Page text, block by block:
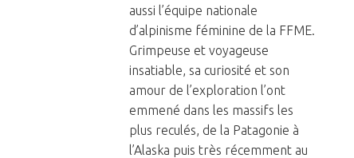
aussi l’équipe nationale
d’alpinisme féminine de la FFME.
Grimpeuse et voyageuse
insatiable, sa curiosité et son
amour de l’exploration l’ont
emmené dans les massifs les
plus reculés, de la Patagonie à
l’Alaska puis très récemment au